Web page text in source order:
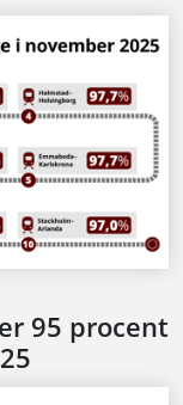
95 procent